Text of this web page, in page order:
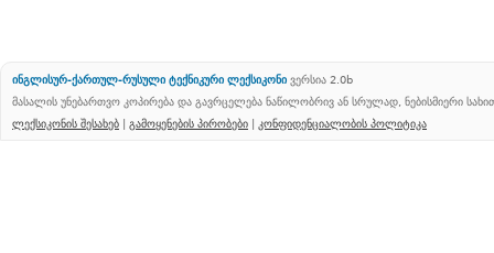
ინგლისურ-ქართულ-რუსული ტექნიკური ლექსიკონი ვერსია 2.0b
მასალის უნებართვო კოპირება და გავრცელება ნაწილობრივ ან სრულად, ნებისმიერი
ლექსიკონის შესახებ | გამოყენების პირობები | კონფიდენციალობის პოლიტიკა